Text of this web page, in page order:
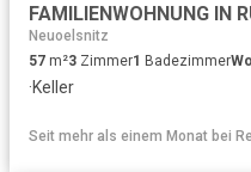
Neuoelsnitz
57 m²3 Zimmer1 Badezimmer
·Keller
Seit mehr als einem Monat bei